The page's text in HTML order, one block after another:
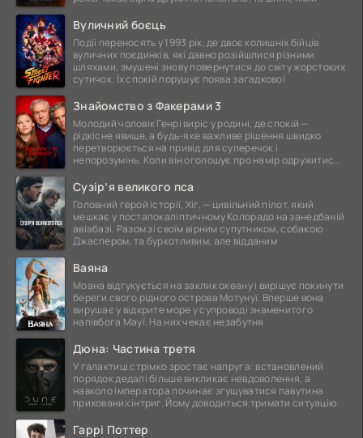
Вуличний боєць
Події переносять у 1993 рік, де двоє колишніх бійців
вуличних поєдинків, які давно розійшлися різними
шляхами, змушені знову повернутися до світу жорстоких
сутичок. Їх спокій порушує поява загадкової
Знайомство з Факерами 3
Молодий чоловік Генрі виріс у родині, де спокій —
рідкісне явище, а будь-яке важливе рішення швидко
перетворюється на привід для суперечок і
непорозумінь. Коли він оголошує про намір одружитися,
Сузір’я великого пса
Головний герой історії, Хіг, — цивільний пілот, який
мешкає у постапокаліптичному Колорадо на занедбаній
авіабазі. Разом зі своїм вірним супутником, собакою
Джаспером, та буркотливим, але відданим
Ваяна
Моана відгукується на заклик океану і вирішує покинути
береги свого рідного острова Мотунуї. Вперше вона
вирушає у відкрите море у супроводі знаменитого
напівбога Мауї. На них чекає незабутня
Дюна: Частина третя
У галактиці стрімко зростає напруга: встановлений
порядок дедалі більше викликає невдоволення, а
навколо імператора починає згущуватися павутина
прихованих інтриг. Йому доводиться тримати ситуацію
Гаррі Поттер